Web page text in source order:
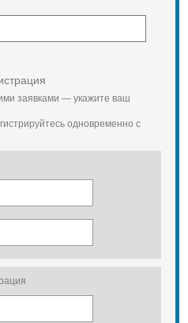
заявками — укажите ваш
одновременно с